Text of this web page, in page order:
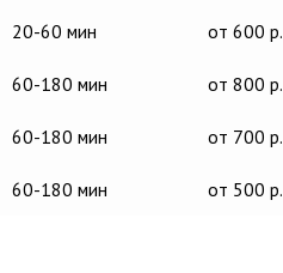
20-60 мин от 600 р.
60-180 мин от 800 р.
60-180 мин от 700 р.
60-180 мин от 500 р.